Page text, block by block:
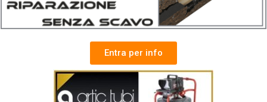
Entra per info